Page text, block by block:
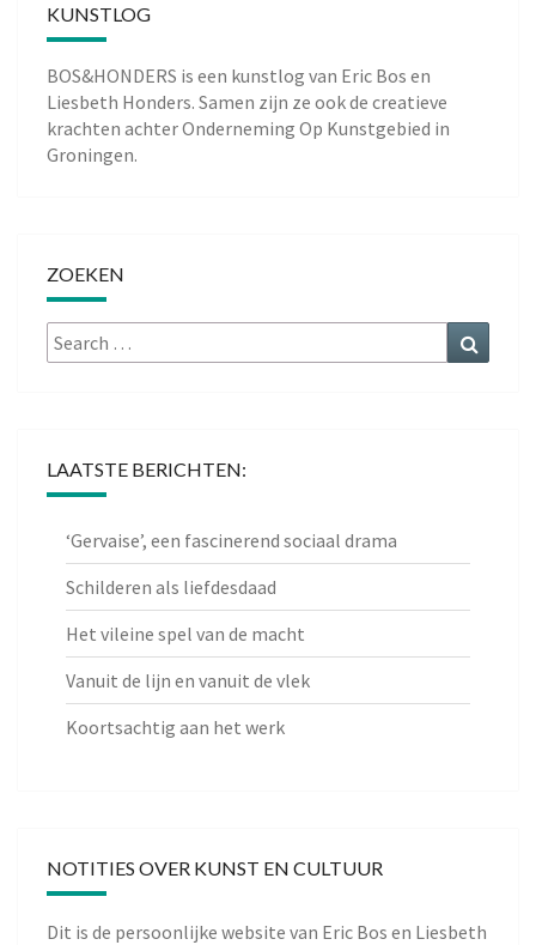
KUNSTLOG
BOS&HONDERS is een kunstlog van Eric Bos en
Liesbeth Honders. Samen zijn ze ook de creatieve
krachten achterOnderneming Op Kunstgebied in
Groningen.
ZOEKEN
Search
for:
LAATSTE BERICHTEN:
‘Gervaise’, een fascinerend sociaal drama
Schilderen als liefdesdaad
Het vileine spel van de macht
Vanuit de lijn en vanuit de vlek
Koortsachtig aan het werk
NOTITIES OVER KUNST EN CULTUUR
Dit is de persoonlijke website van Eric Bos en Liesbeth